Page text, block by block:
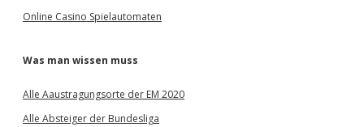
Online Casino Spielautomaten
Was man wissen muss
Alle Aaustragungsorte der EM 2020
Alle Absteiger der Bundesliga